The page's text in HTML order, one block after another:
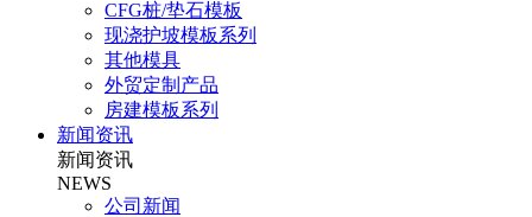
CFG桩/垫石模板
现浇护坡模板系列
其他模具
外贸定制产品
房建模板系列
新闻资讯
新闻资讯
NEWS
公司新闻